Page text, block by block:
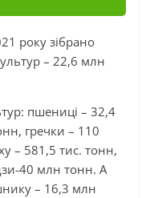
року зібрано
– 22,6 млн
пшениці – 32,4
гречки – 110
– 581,5 тис. тонн,
40 млн тонн. А
– 16,3 млн